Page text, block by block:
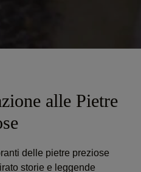
alle Pietre
delle pietre preziose
storie e leggende